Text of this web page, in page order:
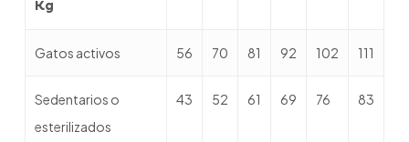
Kg
Gatos activos 56 70 81 92 102 111
Sedentarios o
esterilizados
43 52 61 69 76 83